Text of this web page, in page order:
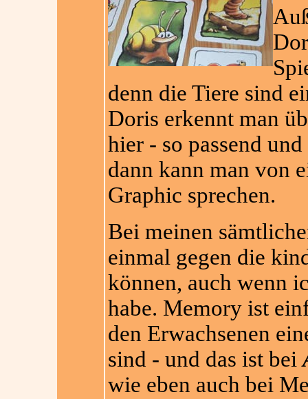
denn die Tiere sind
Doris erkennt man
hier - so passend
dann kann man von
Graphic sprechen.
Bei meinen
einmal gegen die
können, auch wenn
habe. Memory ist
den Erwachsenen
sind - und das ist bei
wie eben auch bei